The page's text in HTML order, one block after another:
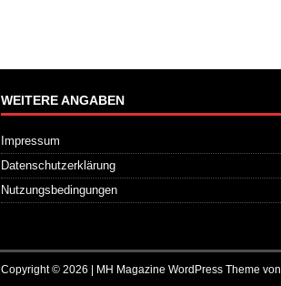
WEITERE ANGABEN
Impressum
Datenschutzerklärung
Nutzungsbedingungen
Copyright © 2026 | MH Magazine WordPress Theme von